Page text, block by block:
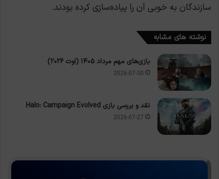
سازندگان به خوبی آن را پیاده‌سازی کرده بودند.
نوشته های مشابه
بازی‌های مهم مرداد ۱۴۰۵ (اوت ۲۰۲۶)
2026-07-30
نقد و بررسی بازی Halo: Campaign Evolved
2026-07-27